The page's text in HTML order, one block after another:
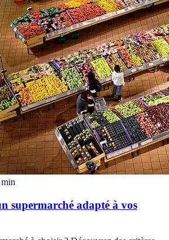
min
supermarché adapté à vos